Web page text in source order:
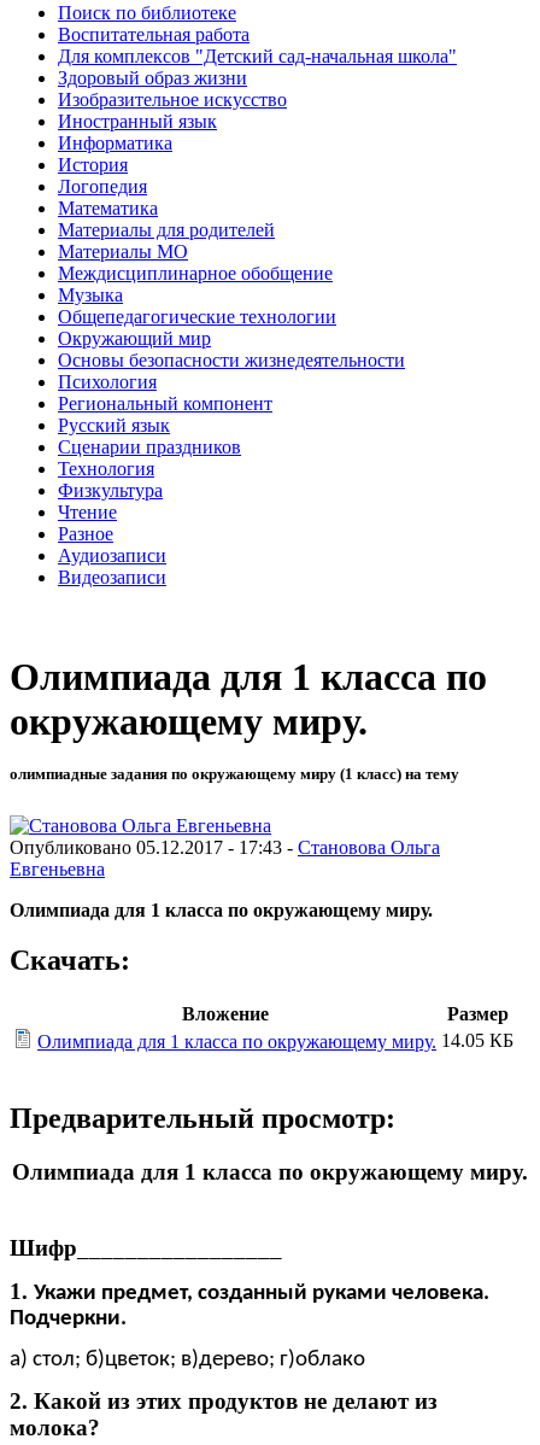
Поиск по библиотеке
Воспитательная работа
Для комплексов "Детский сад-начальная школа"
Здоровый образ жизни
Изобразительное искусство
Иностранный язык
Информатика
История
Логопедия
Математика
Материалы для родителей
Материалы МО
Междисциплинарное обобщение
Музыка
Общепедагогические технологии
Окружающий мир
Основы безопасности жизнедеятельности
Психология
Региональный компонент
Русский язык
Сценарии праздников
Технология
Физкультура
Чтение
Разное
Аудиозаписи
Видеозаписи
Олимпиада для 1 класса по
окружающему миру.
олимпиадные задания по окружающему миру (1 класс) на тему
Опубликовано 05.12.2017 - 17:43 - Становова Ольга
Евгеньевна
Олимпиада для 1 класса по окружающему миру.
Скачать:
Вложение
Размер
Олимпиада для 1 класса по окружающему миру. 14.05 КБ
Предварительный просмотр:
Олимпиада для 1 класса по окружающему миру.
Шифр
1. Укажи предмет, созданный руками человека.
Подчеркни.
а) стол; б)цветок; в)дерево; г)облако
2. Какой из этих продуктов не делают из
молока?